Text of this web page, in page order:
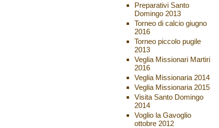
Preparativi Santo
Domingo 2013
Torneo di calcio giugno
2016
Torneo piccolo pugile
2013
Veglia Missionari Martiri
2016
Veglia Missionaria 2014
Veglia Missionaria 2015
Visita Santo Domingo
2014
Voglio la Gavoglio
ottobre 2012